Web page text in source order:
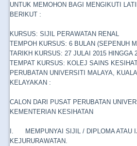
UNTUK MEMOHON BAGI MENGIKUTI
BERIKUT :
KURSUS: SIJIL PERAWATAN RENAL
TEMPOH KURSUS: 6 BULAN (SEPENUH
TARIKH KURSUS: 27 JULAI 2015 HINGGA
TEMPAT KURSUS: KOLEJ SAINS
PERUBATAN UNIVERSITI MALAYA,
KELAYAKAN :
CALON DARI PUSAT PERUBATAN
KEMENTERIAN KESIHATAN
I.
MEMPUNYAI SIJIL / DIPLOMA ATAU
KEJURURAWATAN.